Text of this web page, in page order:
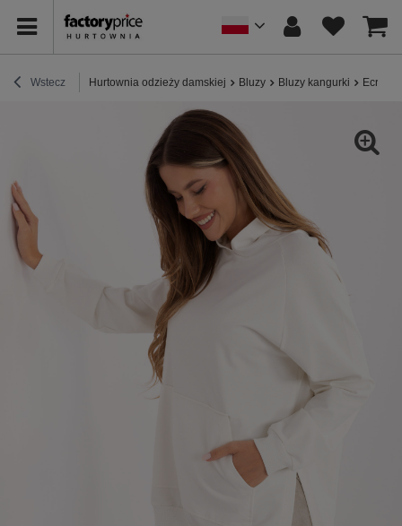
Wstecz Hurtownia odzieży damskiej Bluzy Bluzy kangurki Ecru